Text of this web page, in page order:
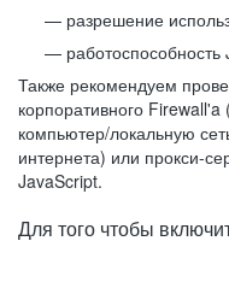
разрешение
работоспособность
Также рекомендуем
корпоративного
компьютер/локальную
интернета) или прокси-
JavaScript.
Для того чтобы